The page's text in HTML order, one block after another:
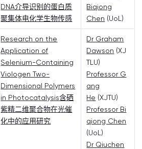
DNA介导识别的蛋白质
聚集体电化学生物传感
Biqiong
Chen (UoL)
Research on the
Application of
Selenium-Containing
Viologen Two-
Dimensional Polymers
in Photocatalysis含硒
紫精二维聚合物在光催
化中的应用研究
Dr Graham
Dawson (XJ
TLU)
Professor G
ang
He (XJTU)
Professor Bi
qiong Chen
(UoL)
Dr Qiuchen